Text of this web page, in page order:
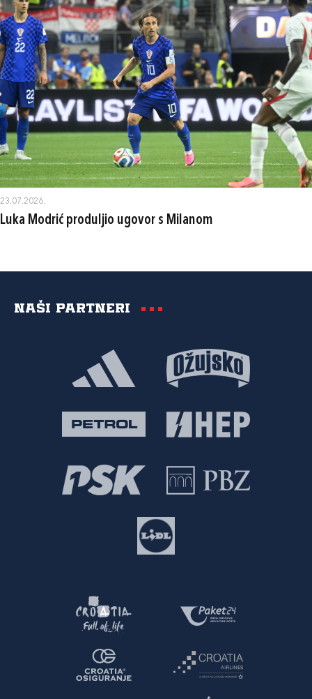
23.07.2026.
Luka Modrić produljio ugovor s Milanom
Naši partneri